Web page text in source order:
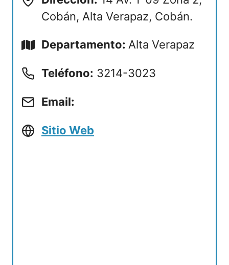
Cobán, Alta Verapaz, Cobán.
Departamento: Alta Verapaz
Teléfono: 3214-3023
Email:
Sitio Web